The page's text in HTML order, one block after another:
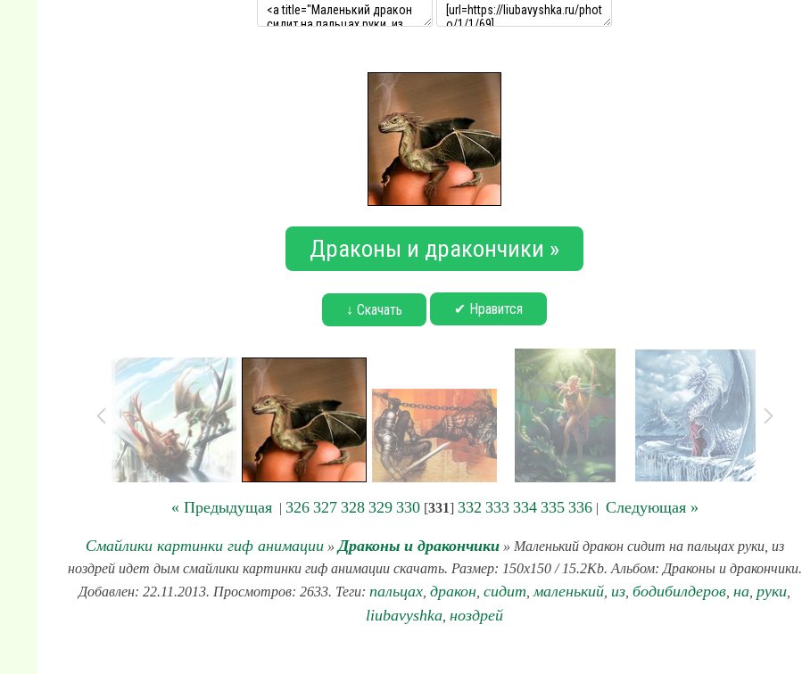
Драконы и дракончики »
↓ Скачать ✔ Нравится
« Предыдущая| 326 327 328 329 330[331] 332 333 334 335 336| Следующая »
Смайлики картинки гиф анимации» Драконы и дракончики» Маленький дракон сидит на пальцах руки, из
ноздрей идет дым смайлики картинки гиф анимации скачать. Размер: 150x150 / 15.2Kb. Альбом: Драконы и дракончики.
Добавлен: 22.11.2013. Просмотров: 2633. Теги: пальцах дракон сидит маленький из бодибилдеров на руки
liubavyshka ноздрей